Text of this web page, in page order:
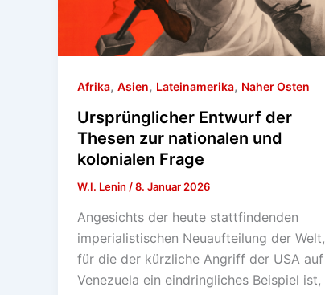
Afrika, Asien, Lateinamerika, Naher Osten
Ursprünglicher Entwurf der
Thesen zur nationalen und
kolonialen Frage
W.I. Lenin /8. Januar 2026
Angesichts der heute stattfindenden
imperialistischen Neuaufteilung der Welt,
für die der kürzliche Angriff der USA auf
Venezuela ein eindringliches Beispiel ist,